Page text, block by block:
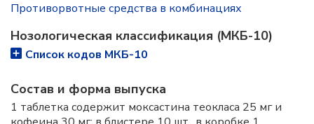
Противорвотные средства в комбинациях
Нозологическая классификация (МКБ-10)
Список кодов МКБ-10
Состав и форма выпускa
1 таблетка содержит моксастина теокласа 25 мг и